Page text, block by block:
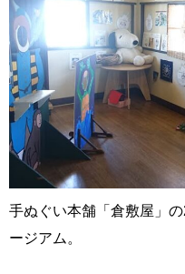
手ぬぐい本舗「倉敷屋」
ージアム。